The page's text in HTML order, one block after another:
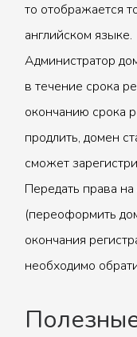
то отображается
английском языке.
Администратор
в течение срока
окончанию срока
продлить, домен
сможет
Передать права
(переоформить
окончания
необходимо